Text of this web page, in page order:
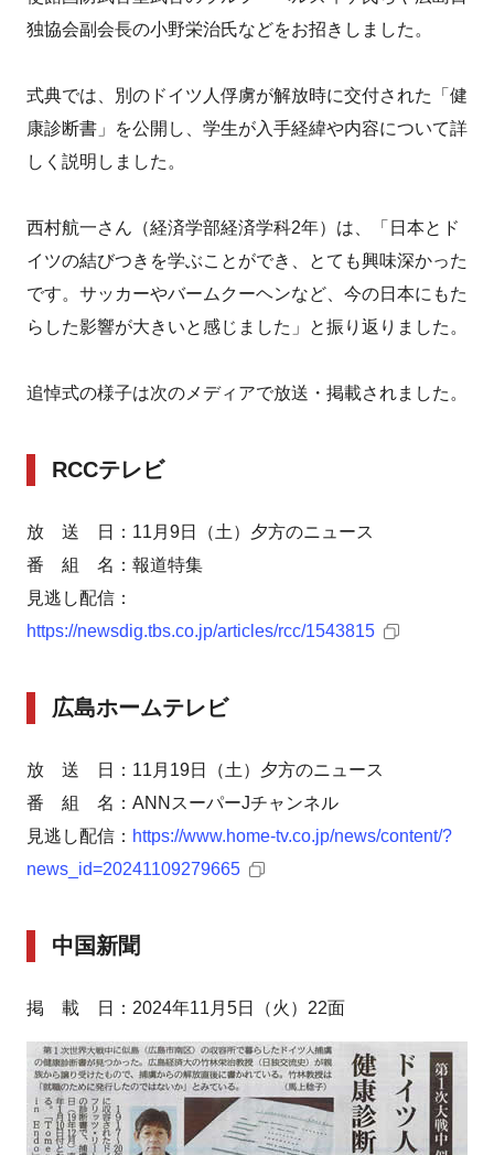
独協会副会長の小野栄治氏などをお招きしました。
式典では、別のドイツ人俘虜が解放時に交付された「健
康診断書」を公開し、学生が入手経緯や内容について詳
しく説明しました。
西村航一さん（経済学部経済学科2年）は、「日本とド
イツの結びつきを学ぶことができ、とても興味深かった
です。サッカーやバームクーヘンなど、今の日本にもた
らした影響が大きいと感じました」と振り返りました。
追悼式の様子は次のメディアで放送・掲載されました。
RCCテレビ
放 送 日：11月9日（土）夕方のニュース
番 組 名：報道特集
見逃し配信：
https://newsdig.tbs.co.jp/articles/rcc/1543815
広島ホームテレビ
放 送 日：11月19日（土）夕方のニュース
番 組 名：ANNスーパーJチャンネル
見逃し配信： https://www.home-tv.co.jp/news/content/?
news_id=20241109279665
中国新聞
掲 載 日：2024年11月5日（火）22面